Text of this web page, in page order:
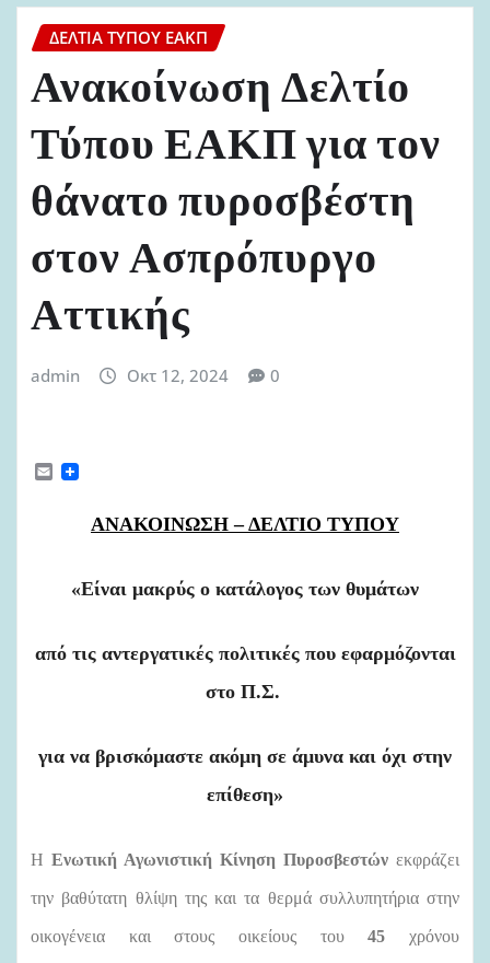
ΔΕΛΤΊΑ ΤΎΠΟΥ ΕΑΚΠ
Ανακοίνωση Δελτίο
Τύπου ΕΑΚΠ για τον
θάνατο πυροσβέστη
στον Ασπρόπυργο
Αττικής
admin Οκτ 12, 2024 0
E
m
ΑΝΑΚΟΙΝΩΣΗ – ΔΕΛΤΙΟ ΤΥΠΟΥ
«Είναι μακρύς ο κατάλογος των θυμάτων
από τις αντεργατικές πολιτικές που εφαρμόζονται
στο Π.Σ.
για να βρισκόμαστε ακόμη σε άμυνα και όχι στην
επίθεση»
Η Ενωτική Αγωνιστική Κίνηση Πυροσβεστών εκφράζει
την βαθύτατη θλίψη της και τα θερμά συλλυπητήρια στην
οικογένεια και στους οικείους του45χρόνου